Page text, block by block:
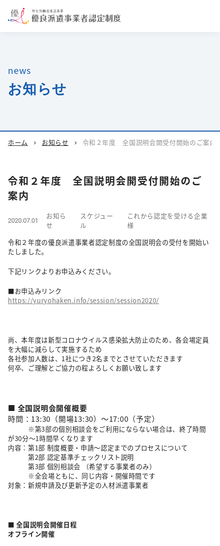
news
お知らせ
ホーム chevron_right お知らせ chevron_right 令和２年度 全国説明会開受付開始のご案内
令和２年度 全国説明会開受付開始のご
案内
2020.07.01
お知ら
せ
スケジュー
ル
これから認定を受ける企業
様
令和２年度の優良派遣事業者認定制度の全国説明会の受付を開始い
たしました。
下記リンクよりお申込みください。
■お申込みリンク
https://yuryohaken.info/session/session2020/
尚、本年度は新型コロナウイルス感染拡大防止のため、各会場定員
を大幅に減らして実施するため
各社参加人数は、1社につき2名までとさせていただきます
何卒、ご理解とご協力の程よろしくお願い致します
■ 全国説明会開催概要
時間：13:30（開場13:30）～17:00（予定）
※第3部の個別相談会をご利用にならない場合は、終了時間
が30分～1時間早くなります
内容：第1部 制度概要・申請～認定までのプロセスについて
第2部 認定基準チェックリスト説明
第3部 個別相談会 （希望する事業者のみ）
※全会場ともに、同じ内容・開催時間です
対象：新規申請及び更新予定の人材派遣事業者
■ 全国説明会開催日程
オフライン開催